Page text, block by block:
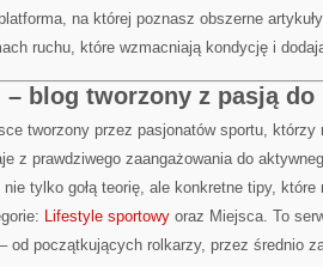
na której poznasz obszerne
ruchu, które wzmacniają kondycję i
– blog tworzony z pasją do
tworzony przez pasjonatów sportu, którzy
z prawdziwego zaangażowania do
tylko gołą teorię, ale konkretne tipy,
Lifestyle sportowy oraz Miejsca. To
od początkujących rolkarzy, przez średnio